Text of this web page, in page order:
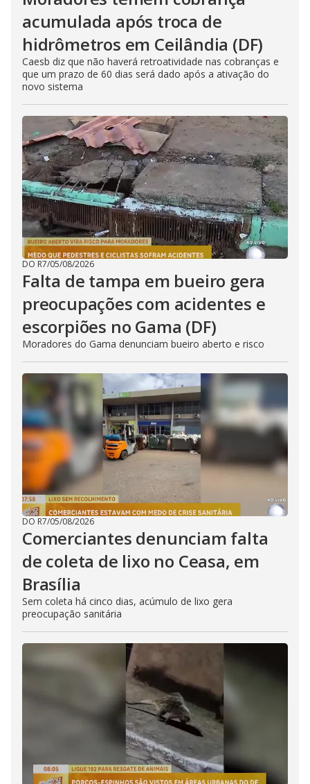
acumulada após troca de
hidrômetros em Ceilândia (DF)
Caesb diz que não haverá retroatividade nas cobranças e
que um prazo de 60 dias será dado após a ativação do
novo sistema
DO R7/05/08/2026
Falta de tampa em bueiro gera
preocupações com acidentes e
escorpiões no Gama (DF)
Moradores do Gama denunciam bueiro aberto e risco
DO R7/05/08/2026
Comerciantes denunciam falta
de coleta de lixo no Ceasa, em
Brasília
Sem coleta há cinco dias, acúmulo de lixo gera
preocupação sanitária